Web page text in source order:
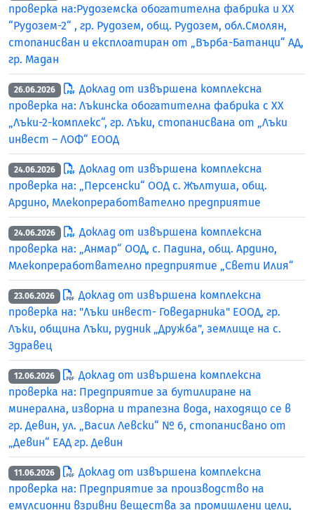
проверка на:Рудоземска обогатителна фабрика и ХХ
“Рудозем-2“ , гр. Рудозем, общ. Рудозем, обл.Смолян,
стопанисван и експлоатиран от „Върба-Батанци“ АД,
гр. Мадан
26.06.2026
Доклад от извършена комплексна
проверка на: Лъкинска обогатителна фабрика с ХХ
„Лъки-2-комплекс“, гр. Лъки, стопанисвана от „Лъки
инвест – ЛОФ“ ЕООД
24.06.2026
Доклад от извършена комплексна
проверка на: „Персенски“ ООД с. Жълтуша, общ.
Ардино, Млекопреработвателно предприятие
24.06.2026
Доклад от извършена комплексна
проверка на: „Анмар“ ООД, с. Падина, общ. Ардино,
Млекопреработвателно предприятие „Свети Илия“
23.06.2026
Доклад от извършена комплексна
проверка на: "Лъки инвест- Говедарника" ЕООД, гр.
Лъки, община Лъки, рудник „Дружба”, землище на с.
Здравец
12.06.2026
Доклад от извършена комплексна
проверка на: Предприятие за бутилиране на
минерална, изворна и трапезна вода, находящо се в
гр. Девин, ул. „Васил Левски“ № 6, стопанисвано от
„Девин“ ЕАД гр. Девин
11.06.2026
Доклад от извършена комплексна
проверка на: Предприятие за производство на
емулсионни взривни вещества за промишлени цели,